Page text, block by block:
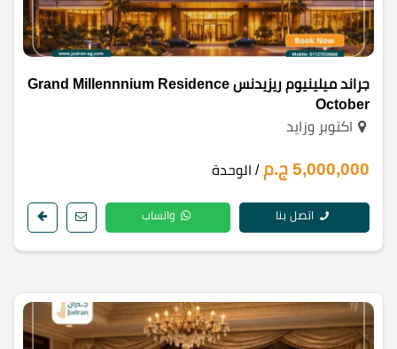
جراند ميلينيوم ريزيدنس Grand Millennnium Residence
October
اكتوبر وزايد
5,000,000 ج.م / الوحدة
اتصل بنا واتساب